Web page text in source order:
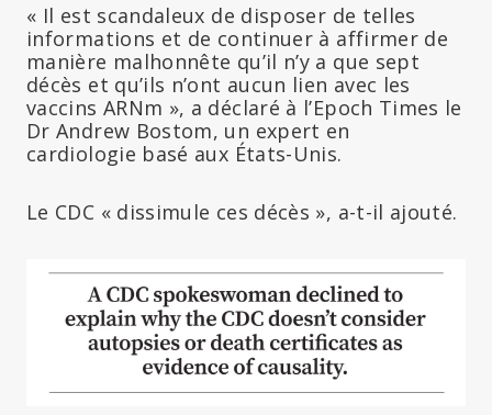
« Il est scandaleux de disposer de telles
informations et de continuer à affirmer de
manière malhonnête qu’il n’y a que sept
décès et qu’ils n’ont aucun lien avec les
vaccins ARNm », a déclaré à l’Epoch Times le
Dr Andrew Bostom, un expert en
cardiologie basé aux États-Unis.
Le CDC « dissimule ces décès », a-t-il ajouté.